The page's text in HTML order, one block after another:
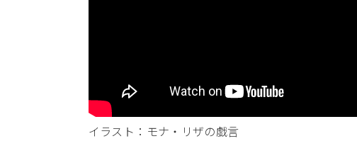
イラスト：モナ・リザの戯言